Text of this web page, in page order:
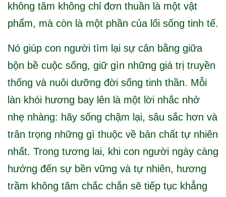
không tăm không chỉ đơn thuần là một vật
phẩm, mà còn là một phần của lối sống tinh tế.
Nó giúp con người tìm lại sự cân bằng giữa
bộn bề cuộc sống, giữ gìn những giá trị truyền
thống và nuôi dưỡng đời sống tinh thần. Mỗi
làn khói hương bay lên là một lời nhắc nhở
nhẹ nhàng: hãy sống chậm lại, sâu sắc hơn và
trân trọng những gì thuộc về bản chất tự nhiên
nhất. Trong tương lai, khi con người ngày càng
hướng đến sự bền vững và tự nhiên, hương
trầm không tăm chắc chắn sẽ tiếp tục khẳng